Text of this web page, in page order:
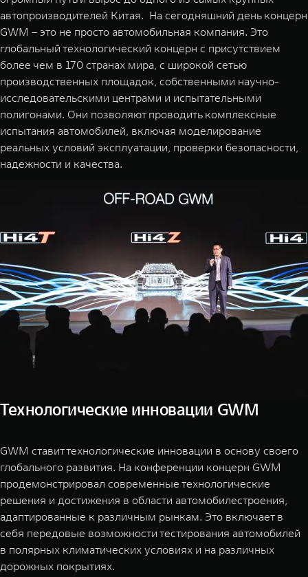
автопроизводителей Китая. На сегодняшний день концерн
GWM – это не просто автомобильная компания. Это
глобальный технологический концерн с присутствием
более чем в 170 странах мира, с широкой сетью
производственных площадок, собственными научно-
исследовательскими центрами и испытательными
полигонами. Они позволяют проводить комплексные
испытания автомобилей, включая моделирование
реальных условий эксплуатации, проверки безопасности,
надежности и качества.
Технологические инновации GWM
GWM ставит технологические инновации в основу своего
глобального развития. На конференции концерн GWM
продемонстрировал современные технологические
решения и достижения в области автомобилестроения,
адаптированные к различным рынкам. Это включает в
себя передовые возможности тестирования автомобилей
в полярных климатических условиях и на различных
дорожных покрытиях.